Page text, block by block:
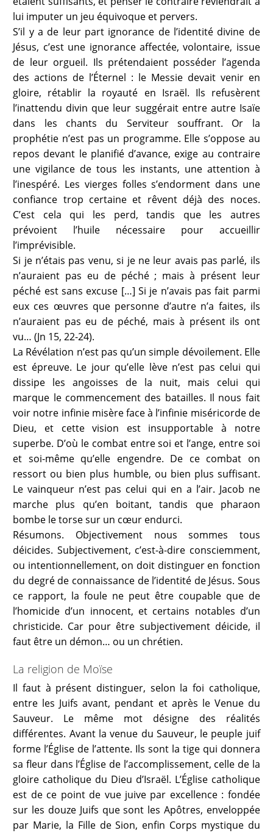
lui imputer un jeu équivoque et pervers.
S’il y a de leur part ignorance de l’identité divine de
Jésus, c’est une ignorance affectée, volontaire, issue
de leur orgueil. Ils prétendaient posséder l’agenda
des actions de l’Éternel : le Messie devait venir en
gloire, rétablir la royauté en Israël. Ils refusèrent
l’inattendu divin que leur suggérait entre autre Isaïe
dans les chants du Serviteur souffrant. Or la
prophétie n’est pas un programme. Elle s’oppose au
repos devant le planifié d’avance, exige au contraire
une vigilance de tous les instants, une attention à
l’inespéré. Les vierges folles s’endorment dans une
confiance trop certaine et rêvent déjà des noces.
C’est cela qui les perd, tandis que les autres
prévoient l’huile nécessaire pour accueillir
l’imprévisible.
Si je n’étais pas venu, si je ne leur avais pas parlé, ils
n’auraient pas eu de péché ; mais à présent leur
péché est sans excuse […] Si je n’avais pas fait parmi
eux ces œuvres que personne d’autre n’a faites, ils
n’auraient pas eu de péché, mais à présent ils ont
vu… (Jn 15, 22-24).
La Révélation n’est pas qu’un simple dévoilement. Elle
est épreuve. Le jour qu’elle lève n’est pas celui qui
dissipe les angoisses de la nuit, mais celui qui
marque le commencement des batailles. Il nous fait
voir notre infinie misère face à l’infinie miséricorde de
Dieu, et cette vision est insupportable à notre
superbe. D’où le combat entre soi et l’ange, entre soi
et soi-même qu’elle engendre. De ce combat on
ressort ou bien plus humble, ou bien plus suffisant.
Le vainqueur n’est pas celui qui en a l’air. Jacob ne
marche plus qu’en boitant, tandis que pharaon
bombe le torse sur un cœur endurci.
Résumons. Objectivement nous sommes tous
déicides. Subjectivement, c’est-à-dire consciemment,
ou intentionnellement, on doit distinguer en fonction
du degré de connaissance de l’identité de Jésus. Sous
ce rapport, la foule ne peut être coupable que de
l’homicide d’un innocent, et certains notables d’un
christicide. Car pour être subjectivement déicide, il
faut être un démon… ou un chrétien.
La religion de Moïse
Il faut à présent distinguer, selon la foi catholique,
entre les Juifs avant, pendant et après le Venue du
Sauveur. Le même mot désigne des réalités
différentes. Avant la venue du Sauveur, le peuple juif
forme l’Église de l’attente. Ils sont la tige qui donnera
sa fleur dans l’Église de l’accomplissement, celle de la
gloire catholique du Dieu d’Israël. L’Église catholique
est de ce point de vue juive par excellence : fondée
sur les douze Juifs que sont les Apôtres, enveloppée
par Marie, la Fille de Sion, enfin Corps mystique du